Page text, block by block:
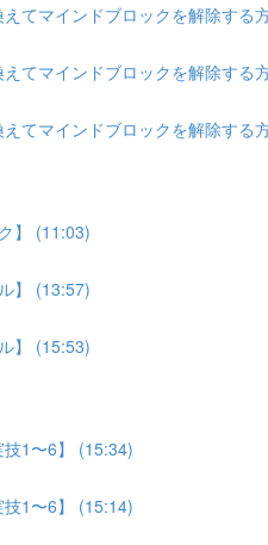
てマインドブロックを解除する
てマインドブロックを解除する
てマインドブロックを解除する
】 (11:03)
】 (13:57)
】 (15:53)
1〜6】 (15:34)
1〜6】 (15:14)